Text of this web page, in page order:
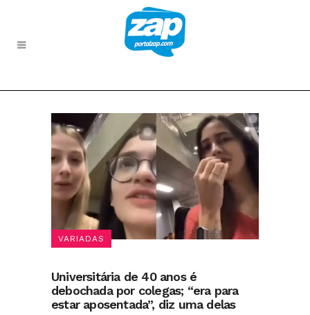
VARIADAS
Universitária de 40 anos é
debochada por colegas; “era para
estar aposentada”, diz uma delas